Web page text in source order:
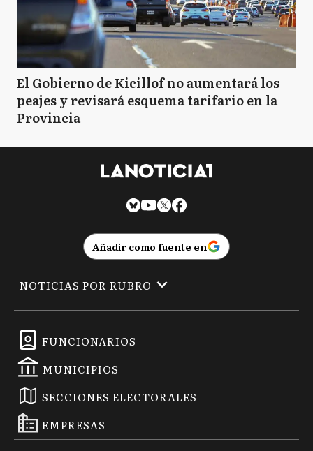
El Gobierno de Kicillof no aumentará los
peajes y revisará esquema tarifario en la
Provincia
Añadir como fuente en
FUNCIONARIOS
MUNICIPIOS
SECCIONES ELECTORALES
EMPRESAS
NOTICIAS POR RUBRO